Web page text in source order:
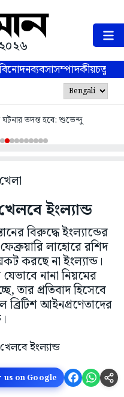
ব্যবসাসম্পাদকীয়
ঘটনার তদন্ত হবে: শুভেন্দু
ইংল্যান্ড
বিরুদ্ধে ইংল্যান্ডের
লাহোরে রশিদ
করছে না ইংল্যান্ড।
নানা নিয়মের
তার প্রতিবাদ হিসেবে
ব্রিটিশ আইনপ্রণেতাদের
on Google